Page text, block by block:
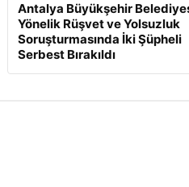
Antalya Büyükşehir
Yönelik Rüşvet ve Yolsuzluk
Soruşturmasında İki Şüpheli
Serbest Bırakıldı